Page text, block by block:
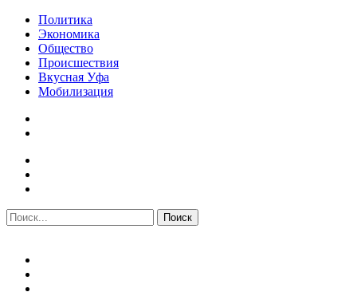
Политика
Экономика
Общество
Происшествия
Вкусная Уфа
Мобилизация